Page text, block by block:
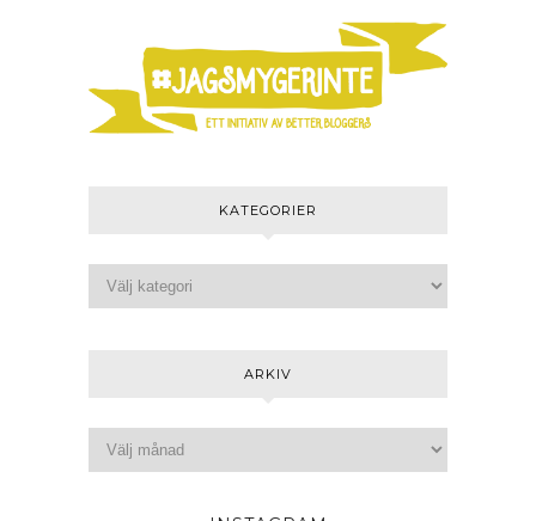
KATEGORIER
ARKIV